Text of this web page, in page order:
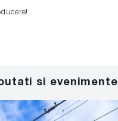
si evenimente